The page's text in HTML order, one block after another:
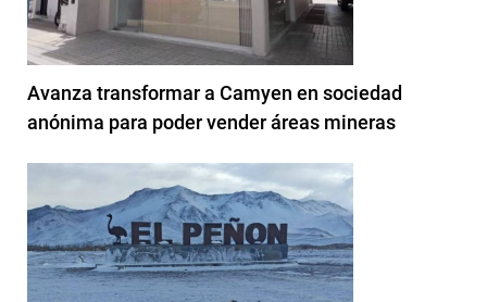
Avanza transformar a Camyen en sociedad
anónima para poder vender áreas mineras